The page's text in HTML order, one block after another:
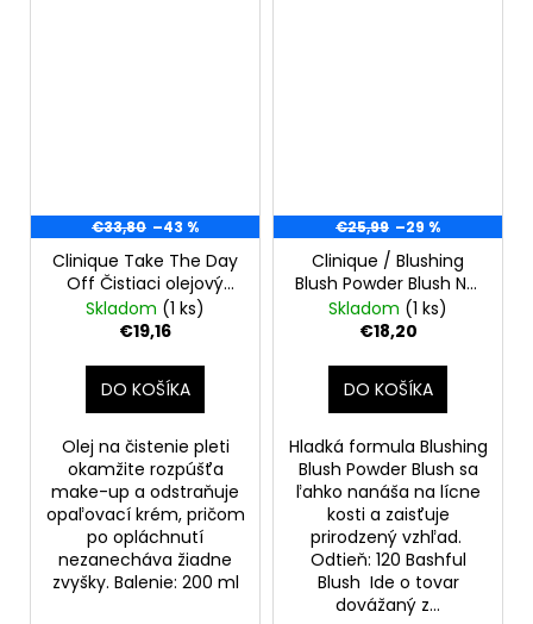
€33,80 –43 %
Clinique Take The Day
Off Čistiaci olejový
odstraňovač make-
upu pre všetky typy
Skladom (1 ks)
€19,16
DO KOŠÍKA
Olej na čistenie pleti
okamžite rozpúšťa
make-up a odstraňuje
opaľovací krém, pričom
po opláchnutí
nezanecháva žiadne
zvyšky. Balenie: 200 ml
€25,99 –29 %
Clinique / Blushing
Blush Powder Blush No.
120 Bashful Blush 6g
Skladom (1 ks)
€18,20
DO KOŠÍKA
Hladká formula Blushing
Blush Powder Blush sa
ľahko nanáša na lícne
kosti a zaisťuje
prirodzený vzhľad.
Odtieň: 120 Bashful
Blush Ide o tovar
dovážaný z...